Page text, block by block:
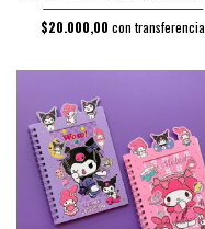
$20.000,00 con transferencia